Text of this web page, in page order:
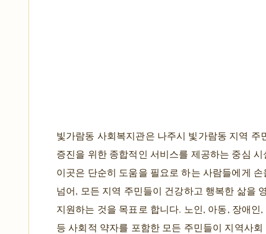
빛가람동 사회복지관은 나주시 빛가람동 지역 주
증진을 위한 종합적인 서비스를 제공하는 중심
이곳은 단순히 도움을 필요로 하는 사람들에게
넘어, 모든 지역 주민들이 건강하고 행복한 삶을
지원하는 것을 목표로 합니다. 노인, 아동, 장애인
등 사회적 약자를 포함한 모든 주민들이 지역사회